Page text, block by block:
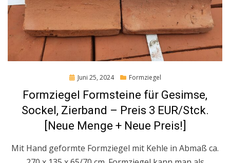
PostedJuni 25, 2024 Formziegel
Formziegel Formsteine für Gesimse,
Sockel, Zierband – Preis 3 EUR/Stck.
[Neue Menge + Neue Preis!]
Mit Hand geformte Formziegel mit Kehle in Abmaß ca.